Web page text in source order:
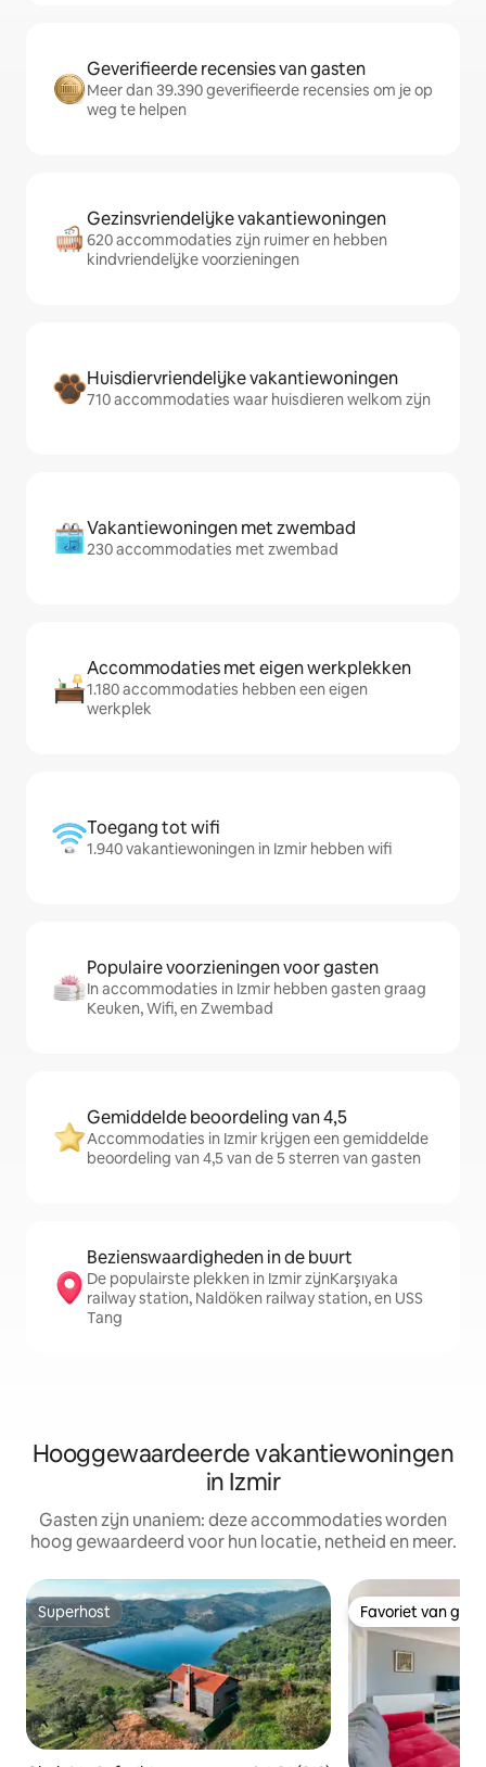
Geverifieerde recensies van gasten
Meer dan 39.390 geverifieerde recensies om je op
weg te helpen
Gezinsvriendelijke vakantiewoningen
620 accommodaties zijn ruimer en hebben
kindvriendelijke voorzieningen
Huisdiervriendelijke vakantiewoningen
710 accommodaties waar huisdieren welkom zijn
Vakantiewoningen met zwembad
230 accommodaties met zwembad
Accommodaties met eigen werkplekken
1.180 accommodaties hebben een eigen
werkplek
Toegang tot wifi
1.940 vakantiewoningen in Izmir hebben wifi
Populaire voorzieningen voor gasten
In accommodaties in Izmir hebben gasten graag
Keuken, Wifi, en Zwembad
Gemiddelde beoordeling van 4,5
Accommodaties in Izmir krijgen een gemiddelde
beoordeling van 4,5 van de 5 sterren van gasten
Bezienswaardigheden in de buurt
De populairste plekken in Izmir zijnKarşıyaka
railway station, Naldöken railway station, en USS
Tang
Hooggewaardeerde vakantiewoningen
in Izmir
Gasten zijn unaniem: deze accommodaties worden
hoog gewaardeerd voor hun locatie, netheid en meer.
Superhost
Superhost Favoriet van
Favoriet van